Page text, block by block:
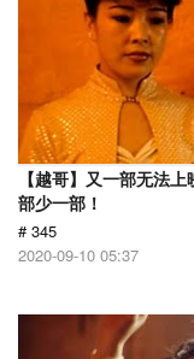
【越哥】又一部无法
部少一部！
# 345
2020-09-10 05:37